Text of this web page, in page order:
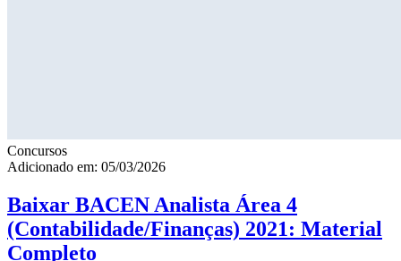
Concursos
Adicionado em: 05/03/2026
Baixar BACEN Analista Área 4
(Contabilidade/Finanças) 2021: Material
Completo